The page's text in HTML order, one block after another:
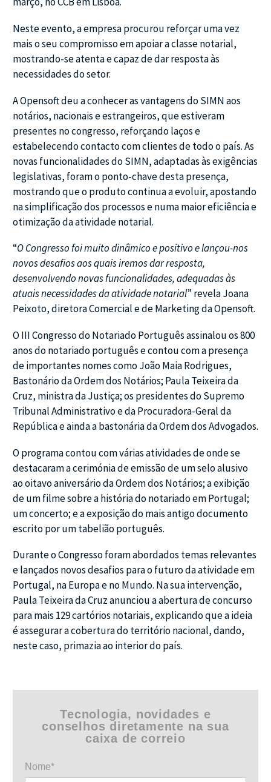
Neste evento, a empresa procurou reforçar uma vez
mais o seu compromisso em apoiar a classe notarial,
mostrando-se atenta e capaz de dar resposta às
necessidades do setor.
A Opensoft deu a conhecer as vantagens do SIMN aos
notários, nacionais e estrangeiros, que estiveram
presentes no congresso, reforçando laços e
estabelecendo contacto com clientes de todo o país. As
novas funcionalidades do SIMN, adaptadas às exigências
legislativas, foram o ponto-chave desta presença,
mostrando que o produto continua a evoluir, apostando
na simplificação dos processos e numa maior eficiência e
otimização da atividade notarial.
“O Congresso foi muito dinâmico e positivo e lançou-nos
novos desafios aos quais iremos dar resposta,
desenvolvendo novas funcionalidades, adequadas às
atuais necessidades da atividade notarial” revela Joana
Peixoto, diretora Comercial e de Marketing da Opensoft.
O III Congresso do Notariado Português assinalou os 800
anos do notariado português e contou com a presença
de importantes nomes como João Maia Rodrigues,
Bastonário da Ordem dos Notários; Paula Teixeira da
Cruz, ministra da Justiça; os presidentes do Supremo
Tribunal Administrativo e da Procuradora-Geral da
República e ainda a bastonária da Ordem dos Advogados.
O programa contou com várias atividades de onde se
destacaram a cerimónia de emissão de um selo alusivo
ao oitavo aniversário da Ordem dos Notários; a exibição
de um filme sobre a história do notariado em Portugal;
um concerto; e a exposição do mais antigo documento
escrito por um tabelião português.
Durante o Congresso foram abordados temas relevantes
e lançados novos desafios para o futuro da atividade em
Portugal, na Europa e no Mundo. Na sua intervenção,
Paula Teixeira da Cruz anunciou a abertura de concurso
para mais 129 cartórios notariais, explicando que a ideia
é assegurar a cobertura do território nacional, dando,
neste caso, primazia ao interior do país.
Tecnologia, novidades e
conselhos diretamente na sua
caixa de correio
Nome*